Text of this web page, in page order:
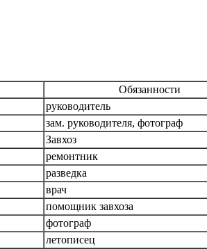
Обязанности
руководитель
зам. руководителя, фотограф
Завхоз
ремонтник
разведка
врач
помощник завхоза
фотограф
летописец